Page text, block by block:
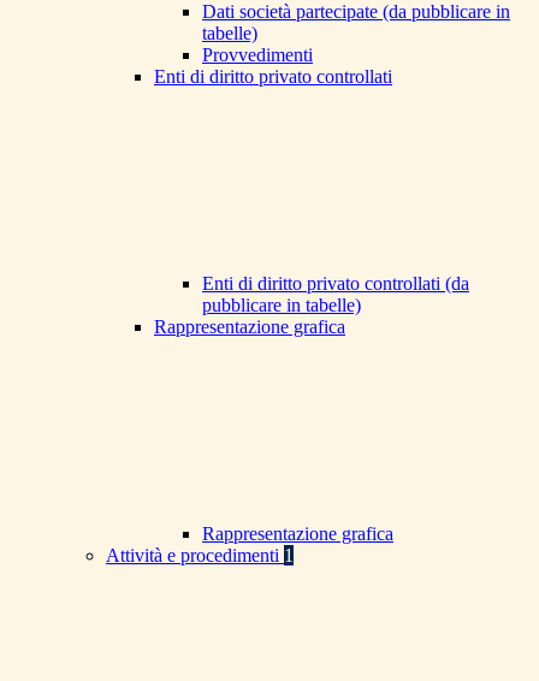
Dati società partecipate (da pubblicare in
tabelle)
Provvedimenti
Enti di diritto privato controllati
Enti di diritto privato controllati (da
pubblicare in tabelle)
Rappresentazione grafica
Rappresentazione grafica
Attività e procedimenti 1